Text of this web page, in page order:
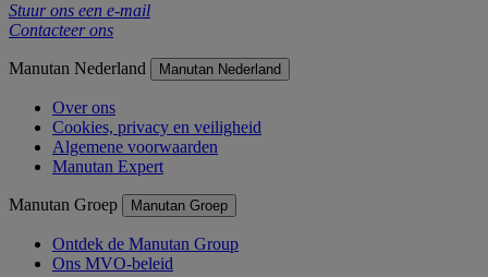
Stuur ons een e-mail
Contacteer ons
Manutan Nederland Manutan Nederland
Over ons
Cookies, privacy en veiligheid
Algemene voorwaarden
Manutan Expert
Manutan Groep Manutan Groep
Ontdek de Manutan Group
Ons MVO-beleid